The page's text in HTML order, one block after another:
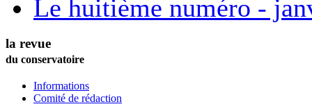
Le huitième numéro -
la revue
du conservatoire
Informations
Comité de rédaction